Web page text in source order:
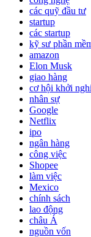
các quỹ đầu tư
startup
các startup
kỹ sư phần
amazon
Elon Musk
giao hàng
cơ hội khởi
nhân sự
Google
Netflix
ipo
ngân hàng
công việc
Shopee
làm việc
Mexico
chính sách
lao động
châu Á
nguồn vốn